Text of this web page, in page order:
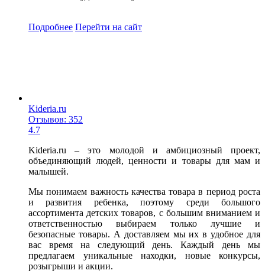
Подробнее Перейти на сайт
Kideria.ru
Отзывов: 352
4.7
Kideria.ru – это молодой и амбициозный проект,
объединяющий людей, ценности и товары для мам и
малышей.
Мы понимаем важность качества товара в период роста
и развития ребенка, поэтому среди большого
ассортимента детских товаров, с большим вниманием и
ответственностью выбираем только лучшие и
безопасные товары. А доставляем мы их в удобное для
вас время на следующий день. Каждый день мы
предлагаем уникальные находки, новые конкурсы,
розыгрыши и акции.